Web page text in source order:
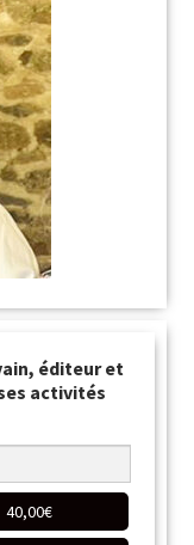
éditeur et
activités
40,00€